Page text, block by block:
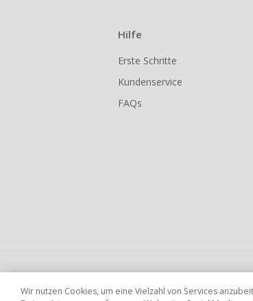
Hilfe
Erste Schritte
Kundenservice
FAQs
Globale Websites UK
Wir nutzen Cookies, um eine Vielzahl von Services